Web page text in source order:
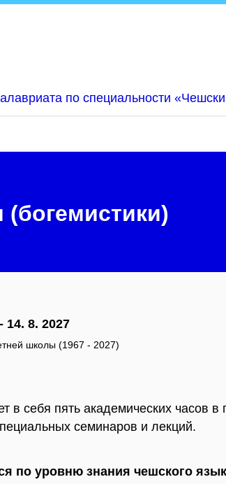
по специальности
14. 8. 2027
школы (1967 - 2027)
в себя пять академических часов в
семинаров и лекций.
по уровню знания чешского